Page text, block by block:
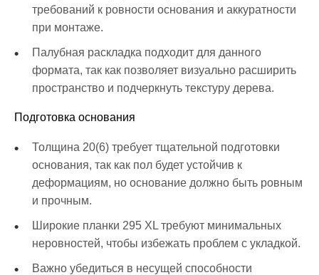
требований к ровности основания и аккуратности
при монтаже.
Палубная раскладка подходит для данного
формата, так как позволяет визуально расширить
пространство и подчеркнуть текстуру дерева.
Подготовка основания
Толщина 20(6) требует тщательной подготовки
основания, так как пол будет устойчив к
деформациям, но основание должно быть ровным
и прочным.
Широкие планки 295 XL требуют минимальных
неровностей, чтобы избежать проблем с укладкой.
Важно убедиться в несущей способности